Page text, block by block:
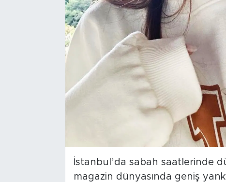
İstanbul’da sabah saatlerinde
magazin dünyasında geniş